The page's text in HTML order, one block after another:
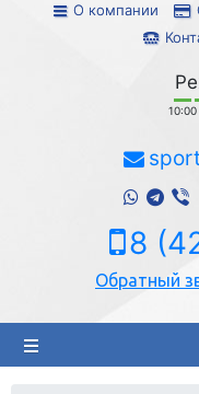
О компании
8
Обратный